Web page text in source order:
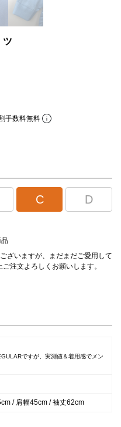
手数料無料
C D
ざいますが、まだまだご愛用して
注文よろしくお願いします。
ですが、実測値＆着用感でメン
/ 肩幅45cm / 袖丈62cm